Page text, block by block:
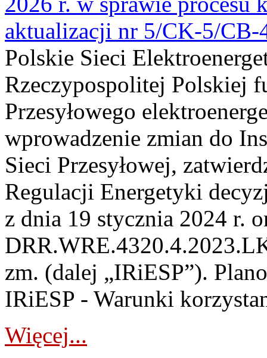
aktualizacji nr 5/CK-5/CB-
Polskie Sieci
Rzeczypospolitej Polskiej
Przesyłowego
wprowadzenie zmian do
Sieci Przesyłowej,
Regulacji Energetyki
z dnia 19 stycznia 2024 r.
zm. (dalej „IRiESP”).
IRiESP - Warunki
Więcej...